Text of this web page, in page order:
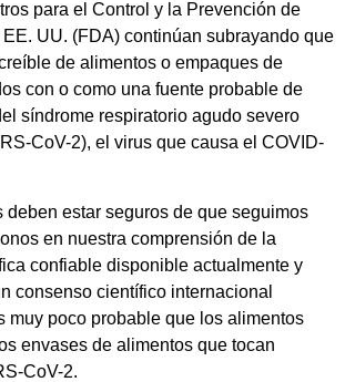
para el Control y la Prevención de
UU. (FDA) continúan subrayando que
de alimentos o empaques de
con o como una fuente probable de
síndrome respiratorio agudo severo
CoV-2), el virus que causa el COVID-
deben estar seguros de que seguimos
en nuestra comprensión de la
confiable disponible actualmente y
consenso científico internacional
muy poco probable que los alimentos
envases de alimentos que tocan
CoV-2.